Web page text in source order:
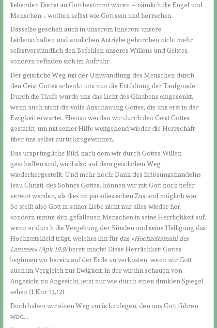
liebenden Dienst an Gott bestimmt waren – nämlich die Engel und
Menschen -, wollten selbst wie Gott sein und herrschen.
Dasselbe geschah auch in unserem Inneren: unsere
Leidenschaften und sinnlichen Antriebe gehorchen nicht mehr
selbstverständlich den Befehlen unseres Willens und Geistes,
sondern befinden sich im Aufruhr.
Der geistliche Weg mit der Umwandlung des Menschen durch
den Geist Gottes schenkt uns nun die Entfaltung der Taufgnade.
Durch die Taufe wurde uns das Licht des Glaubens eingesenkt,
wenn auch nicht die volle Anschauung Gottes, die uns erst in der
Ewigkeit erwartet. Ebenso werden wir durch den Geist Gottes
gestärkt, um mit seiner Hilfe weitgehend wieder die Herrschaft
über uns selbst zurückzugewinnen.
Das ursprüngliche Bild, nach dem wir durch Gottes Willen
geschaffen sind, wird also auf dem geistlichen Weg
wiederhergestellt. Und mehr noch: Dank des Erlösungshandelns
Jesu Christi, des Sohnes Gottes, können wir mit Gott noch tiefer
vereint werden, als dies im paradiesischen Zustand möglich war.
So stellt also Gott in seiner Liebe nicht nur alles wieder her,
sondern nimmt den gefallenen Menschen in seine Herrlichkeit auf,
wenn er durch die Vergebung der Sünden und seine Heiligung das
Hochzeitskleid trägt, welches ihn für das »Hochzeitsmahl des
Lammes« (Apk 19,9)bereit macht! Diese Herrlichkeit Gottes
beginnen wir bereits auf der Erde zu verkosten, wenn wir Gott
auch im Vergleich zur Ewigkeit, in der wir ihn schauen von
Angesicht zu Angesicht, jetzt nur wie durch einen dunklen Spiegel
sehen (1 Kor 13,12).
Doch haben wir einen Weg zurückzulegen, den uns Gott führen
wird…